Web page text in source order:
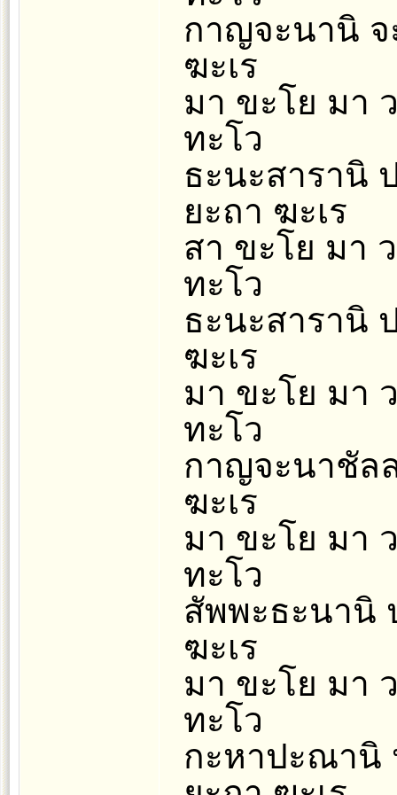
กาญจะนานิ
ฆะเร
มา ขะโย มา
ทะโว
ธะนะสารานิ
ยะถา ฆะเร
สา ขะโย มา
ทะโว
ธะนะสารานิ
ฆะเร
มา ขะโย มา
ทะโว
กาญจะนาชัล
ฆะเร
มา ขะโย มา
ทะโว
สัพพะธะนานิ
ฆะเร
มา ขะโย มา
ทะโว
กะหาปะณานิ